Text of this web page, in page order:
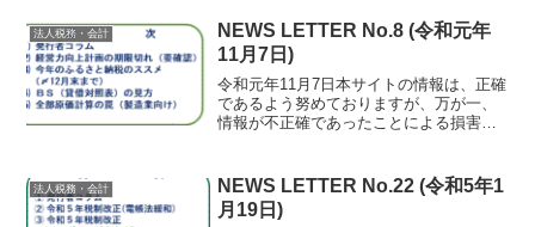
リで不要なものを売っています。安いも
のはネット業者で宅...
法人税務・会計
NEWS LETTER No.8 (令和元年
11月7日)
令和元年11月7日本サイトの情報は、正確
であるよう努めておりますが、万が一、
情報が不正確であったことによる損害に
ト還元がエブリイでも10月からスタート
してましたね。エ...
法人税務・会計
NEWS LETTER No.22 (令和5年1
月19日)